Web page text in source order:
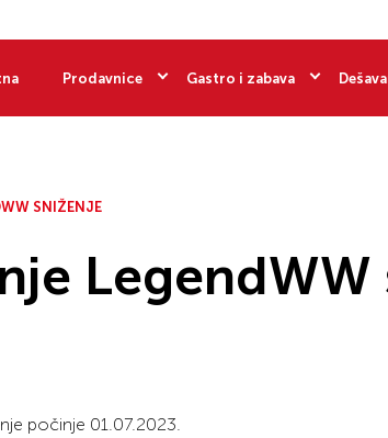
Prodavnice Gastro i zabava
SNIŽENJE
LegendWW
počinje 01.07.2023.